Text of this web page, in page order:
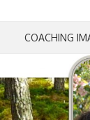
COACHING